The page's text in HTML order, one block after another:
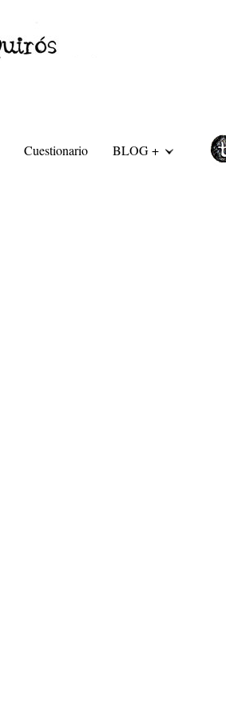
Cuestionario BLOG +